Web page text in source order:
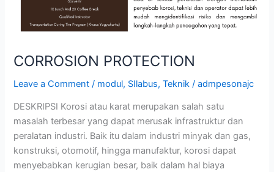
CORROSION PROTECTION
Leave a Comment / modul, SIlabus,Teknik /admpesonajc
DESKRIPSI Korosi atau karat merupakan salah satu
masalah terbesar yang dapat merusak infrastruktur dan
peralatan industri. Baik itu dalam industri minyak dan gas,
konstruksi, otomotif, hingga manufaktur, korosi dapat
menyebabkan kerugian besar, baik dalam hal biaya